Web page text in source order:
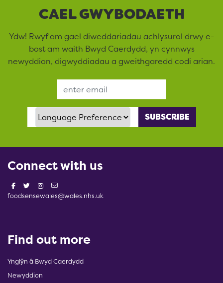
CAEL GWYBODAETH
Ydw! Rwyf am gael diweddariadau achlysurol drwy e-
bost am waith Bwyd Caerdydd, yn cynnwys
newyddion, digwyddiadau a gweithgaredd codi arian.
Language Preference
Connect with us
foodsensewales@wales.nhs.uk
Find out more
Ynglŷn â Bwyd Caerdydd
Newyddion